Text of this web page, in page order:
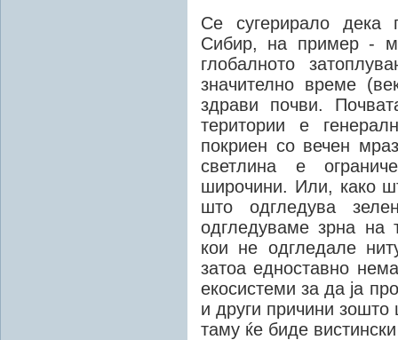
Се сугерирало дека
Сибир, на пример -
глобалното
значително време
здрави почви.
територии е
покриен со вечен
светлина е
широчини. Или, како
што одгледува
одгледуваме зрна на
кои не одгледале
затоа едноставно
екосистеми за да ја
и други причини
таму ќе биде